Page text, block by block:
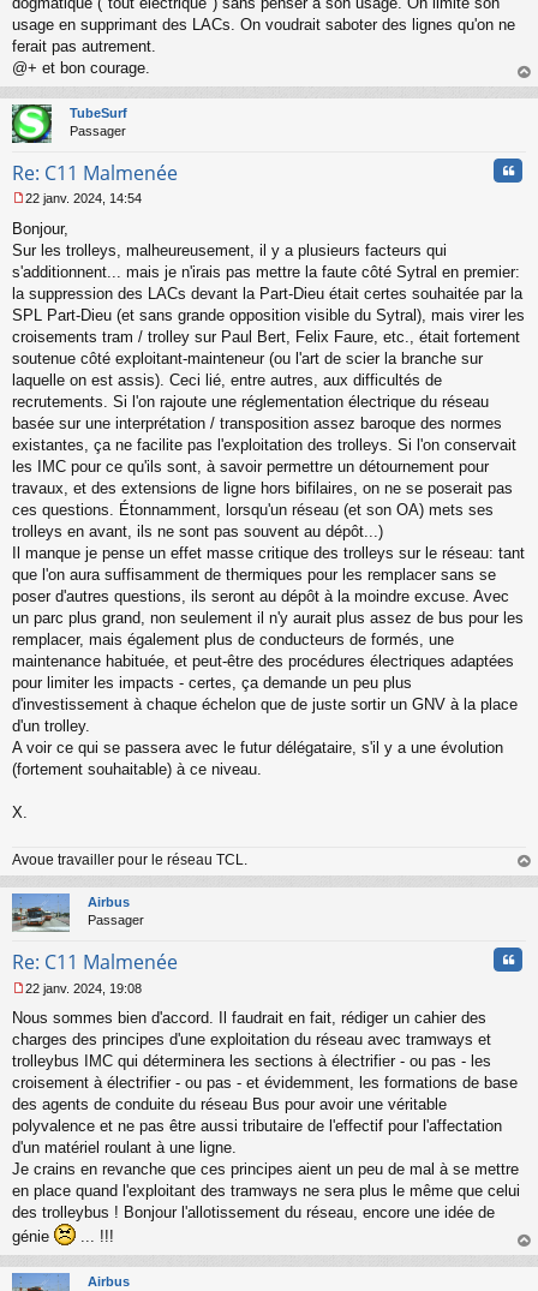
usage en supprimant des LACs. On voudrait saboter des lignes qu'on ne
ferait pas autrement.
@+ et bon courage.
au
TubeSurf
Passager
Re: C11 Malmenée
e
s
s
g
e
n
o
n
u
22 janv. 2024, 14:54
Bonjour,
Sur les trolleys, malheureusement, il y a plusieurs facteurs qui
s'additionnent... mais je n'irais pas mettre la faute côté Sytral en premier:
la suppression des LACs devant la Part-Dieu était certes souhaitée par la
SPL Part-Dieu (et sans grande opposition visible du Sytral), mais virer les
croisements tram / trolley sur Paul Bert, Felix Faure, etc., était fortement
soutenue côté exploitant-mainteneur (ou l'art de scier la branche sur
laquelle on est assis). Ceci lié, entre autres, aux difficultés de
recrutements. Si l'on rajoute une réglementation électrique du réseau
basée sur une interprétation / transposition assez baroque des normes
existantes, ça ne facilite pas l'exploitation des trolleys. Si l'on conservait
les IMC pour ce qu'ils sont, à savoir permettre un détournement pour
travaux, et des extensions de ligne hors bifilaires, on ne se poserait pas
ces questions. Étonnamment, lorsqu'un réseau (et son OA) mets ses
trolleys en avant, ils ne sont pas souvent au dépôt...)
Il manque je pense un effet masse critique des trolleys sur le réseau: tant
que l'on aura suffisamment de thermiques pour les remplacer sans se
poser d'autres questions, ils seront au dépôt à la moindre excuse. Avec
un parc plus grand, non seulement il n'y aurait plus assez de bus pour les
remplacer, mais également plus de conducteurs de formés, une
maintenance habituée, et peut-être des procédures électriques adaptées
pour limiter les impacts - certes, ça demande un peu plus
d'investissement à chaque échelon que de juste sortir un GNV à la place
d'un trolley.
A voir ce qui se passera avec le futur délégataire, s'il y a une évolution
(fortement souhaitable) à ce niveau.
X.
Avoue travailler pour le réseau TCL.
au
Airbus
Passager
Re: C11 Malmenée
e
s
s
g
e
n
o
n
u
22 janv. 2024, 19:08
Nous sommes bien d'accord. Il faudrait en fait, rédiger un cahier des
charges des principes d'une exploitation du réseau avec tramways et
trolleybus IMC qui déterminera les sections à électrifier - ou pas - les
croisement à électrifier - ou pas - et évidemment, les formations de base
des agents de conduite du réseau Bus pour avoir une véritable
polyvalence et ne pas être aussi tributaire de l'effectif pour l'affectation
d'un matériel roulant à une ligne.
Je crains en revanche que ces principes aient un peu de mal à se mettre
en place quand l'exploitant des tramways ne sera plus le même que celui
des trolleybus ! Bonjour l'allotissement du réseau, encore une idée de
génie
... !!!
au
Airbus